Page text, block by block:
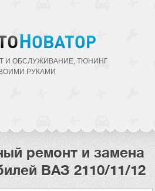
И ОБСЛУЖИВАНИЕ, ТЮНИНГ
РУКАМИ
ремонт и замена
ВАЗ 2110/11/12